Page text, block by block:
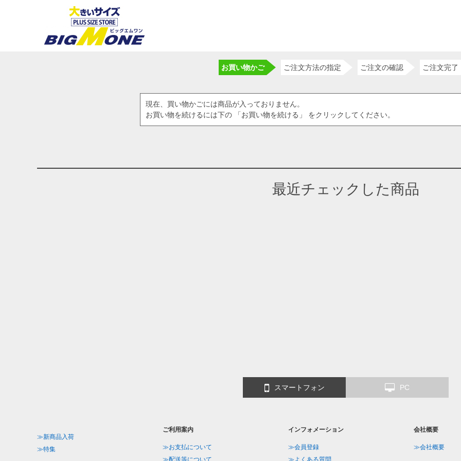
お買い物かご ご注文方法の指定 ご注文の確認 ご注文完了
現在、買い物かごには商品が入っておりません。
お買い物を続けるには下の 「お買い物を続ける」 をクリックしてください。
最近チェックした商品
スマートフォン PC
≫新商品入荷
≫特集
ご利用案内
≫お支払について
≫配送等について
インフォメーション
≫会員登録
≫よくある質問
会社概要
≫会社概要